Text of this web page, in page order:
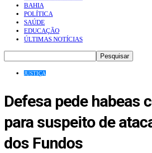
BAHIA
POLÍTICA
SAÚDE
EDUCAÇÃO
ÚLTIMAS NOTÍCIAS
JUSTIÇA
Defesa pede habeas
para suspeito de
dos Fundos